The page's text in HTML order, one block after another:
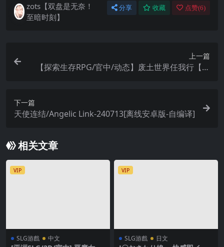
zots【双盘是无奈！
至暗时刻】
分享 收藏 点赞(6)
上一篇
【探索生存RPG/官中/动态】废土世界任我行【安
下一篇
天使连结/Angelic Link-240713[离线安卓版-自编译]
相关文章
VIP
SLG游戲 中文
VIP
SLG游戲 日文